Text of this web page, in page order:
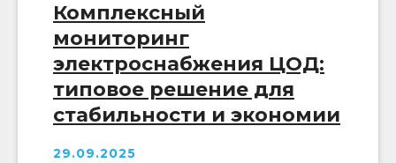
Комплексный
мониторинг
электроснабжения ЦОД:
типовое решение для
стабильности и экономии
29.09.2025